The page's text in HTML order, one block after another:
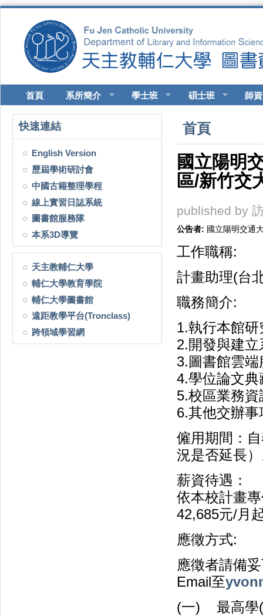
首頁 系所簡介 學士班 碩士班 師
快速連結
English Version
歷屆學術研討會
中國古籍整理學程
線上實習日誌系統
圖書館服務隊
本系3D導覽
天主教輔仁大學
輔仁大學教育學院
輔仁大學圖書館
遠距教學平台(Tronclass)
跨領域學習網
您在這裡
首頁
國立陽明
區/新竹交
published by
公告者: 國立陽明交通
工作職稱:
計畫助理(台
職務簡介:
1.執行本館
2.開發與建
3.圖書館雲
4.學位論文
5.校區業務
6.其他交辦事
僱用期間：
況是否延長
薪資待遇：
依本校計畫
42,685元/月
應徵方式:
應徵者請備
Email至
(一) 最高學(